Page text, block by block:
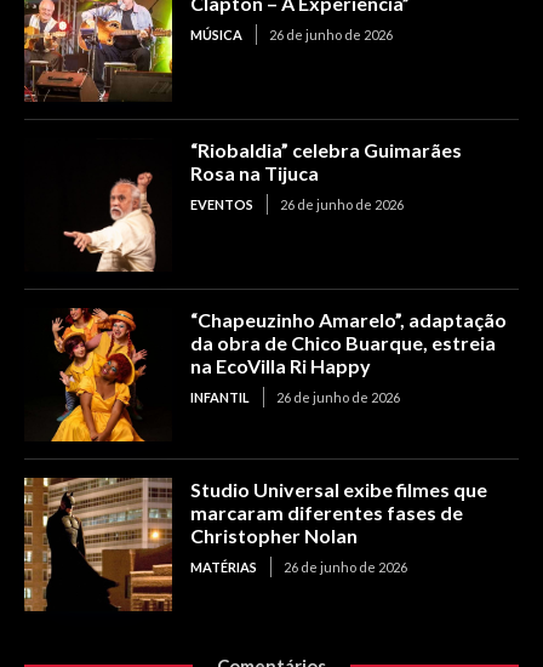
MÚSICA 26 de junho de 2026
“Riobaldia” celebra Guimarães
Rosa na Tijuca
EVENTOS 26 de junho de 2026
“Chapeuzinho Amarelo”, adaptação
da obra de Chico Buarque, estreia
na EcoVilla Ri Happy
INFANTIL 26 de junho de 2026
Studio Universal exibe filmes que
marcaram diferentes fases de
Christopher Nolan
MATÉRIAS 26 de junho de 2026